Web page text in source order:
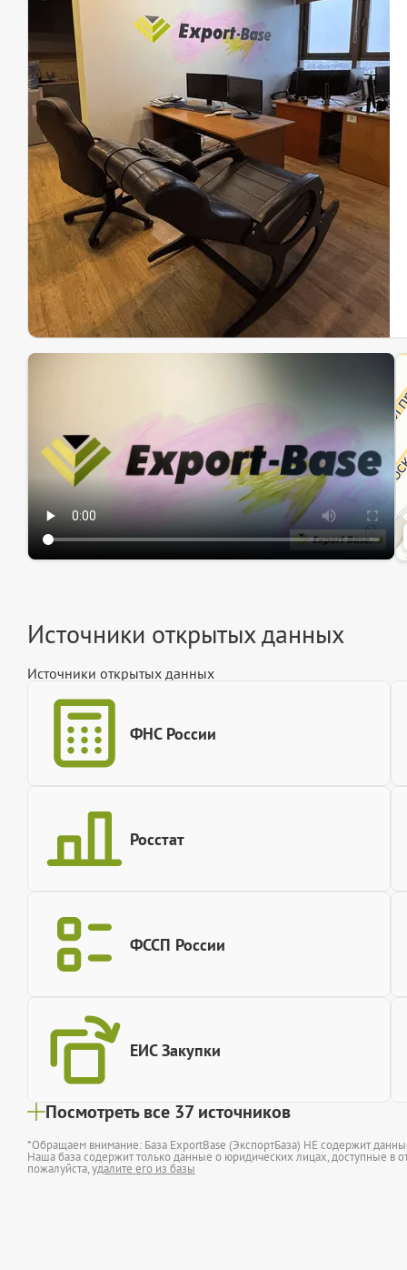
Источники открытых данных
Источники открытых данных
ФНС России
Росстат
ФССП России
ЕИС Закупки
Посмотреть все 37 источников
*Обращаем внимание: База ExportBase (ЭкспортБаза) НЕ содержит
Наша база содержит только данные о юридических лицах, доступные в
пожалуйста,удалите его из базы